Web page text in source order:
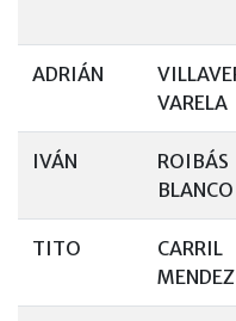
ADRIÁN
VARELA
IVÁN
ROIBÁS
BLANCO
TITO
CARRIL
MENDEZ